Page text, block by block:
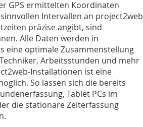
GPS ermittelten Koordinaten
Intervallen an project2web
präzise angibt, sind
Alle Daten werden in
eine optimale Zusammenstellung
Arbeitsstunden und mehr
Installationen ist eine
So lassen sich die bereits
Tablet PCs im
die stationäre Zeiterfassung